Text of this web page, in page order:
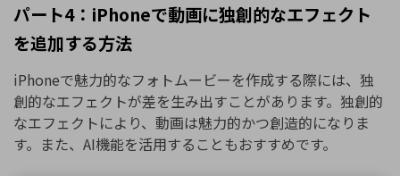
パート4：iPhoneで動画に独創的なエフェクト
を追加する方法
iPhoneで魅力的なフォトムービーを作成する際には、独
創的なエフェクトが差を生み出すことがあります。独創的
なエフェクトにより、動画は魅力的かつ創造的になりま
す。また、AI機能を活用することもおすすめです。